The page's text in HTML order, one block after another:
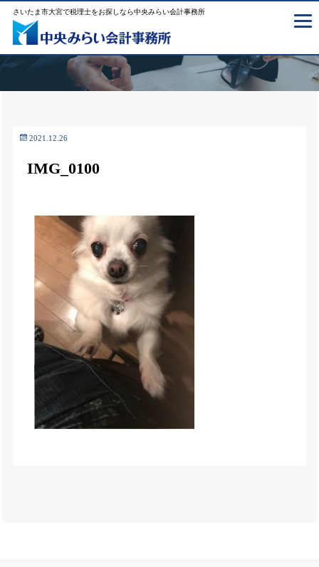
さいたま市大宮で税理士をお探しなら中央みらい会計事務所
2021.12.26
IMG_0100